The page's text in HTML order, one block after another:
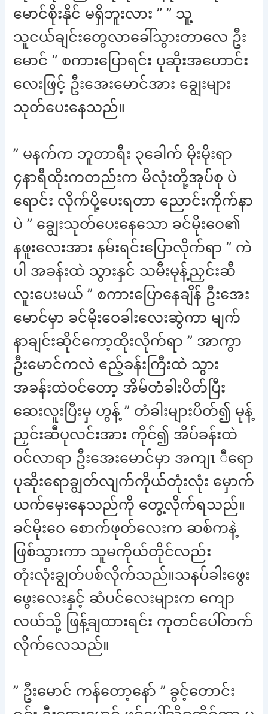
မောင်စိုးနိုင် မရှိဘူးလား ” ” သူ့
သူငယ်ချင်းတွေလာခေါ်သွားတာလေ ဦး
မောင် ” စကားပြောရင်း ပုဆိုးအဟောင်း
လေးဖြင့် ဦးအေးမောင်အား ချွေးများ
သုတ်ပေးနေသည်။
” မနက်က ဘူတာရီး ၃ခေါက် မိုးမိုးရာ
၄နာရီထိုးကတည်းက မိလုံးတို့အုပ်စု ပဲ
ရောင်း လိုက်ပို့ပေးရတာ ညောင်းကိုက်နာ
ပဲ ” ချွေးသုတ်ပေးနေသော ခင်မိုးဝေ၏
နဖူးလေးအား နမ်းရင်းပြောလိုက်ရာ ” ကဲ
ပါ အခန်းထဲ သွားနှင် သမီးမုန့်ညှင်းဆီ
လူးပေးမယ် ” စကားပြောနေချိန် ဦးအေး
မောင်မှာ ခင်မိုးဝေခါးလေးဆွဲကာ မျက်
နာချင်းဆိုင်ကော့ထိုးလိုက်ရာ ” အာကွာ
ဦးမောင်ကလဲ ဧည့်ခန်းကြီးထဲ သွား
အခန်းထဲဝင်တော့ အိမ်တံခါးပိတ်ပြီး
ဆေးလူးပြီးမှ ဟွန့် ” တံခါးများပိတ်၍ မုန့်
ညှင်းဆီပုလင်းအား ကိုင်၍ အိပ်ခန်းထဲ
ဝင်လာရာ ဦးအေးမောင်မှာ အကျၤ ီရော
ပုဆိုးရောချွတ်လျက်ကိုယ်တုံးလုံး မှောက်
ယက်မှေးနေသည်ကို တွေ့လိုက်ရသည်။
ခင်မိုးဝေ စောက်ဖုတ်လေးက ဆစ်ကနဲ့
ဖြစ်သွားကာ သူမကိုယ်တိုင်လည်း
တုံးလုံးချွတ်ပစ်လိုက်သည်။သနပ်ခါးဖွေး
ဖွေးလေးနှင့် ဆံပင်လေးများက ကျော
လယ်သို့ ဖြန့်ချထားရင်း ကုတင်ပေါ်တက်
လိုက်လေသည်။
” ဦးမောင် ကန်တော့နော် ” ခွင့်တောင်း